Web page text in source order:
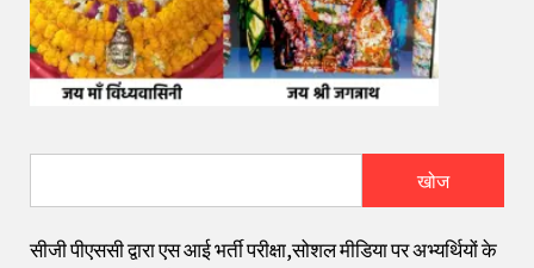
खोज
सीजी पीएससी द्वारा एस आई भर्ती परीक्षा,सोशल मीडिया पर अभ्यर्थियों के